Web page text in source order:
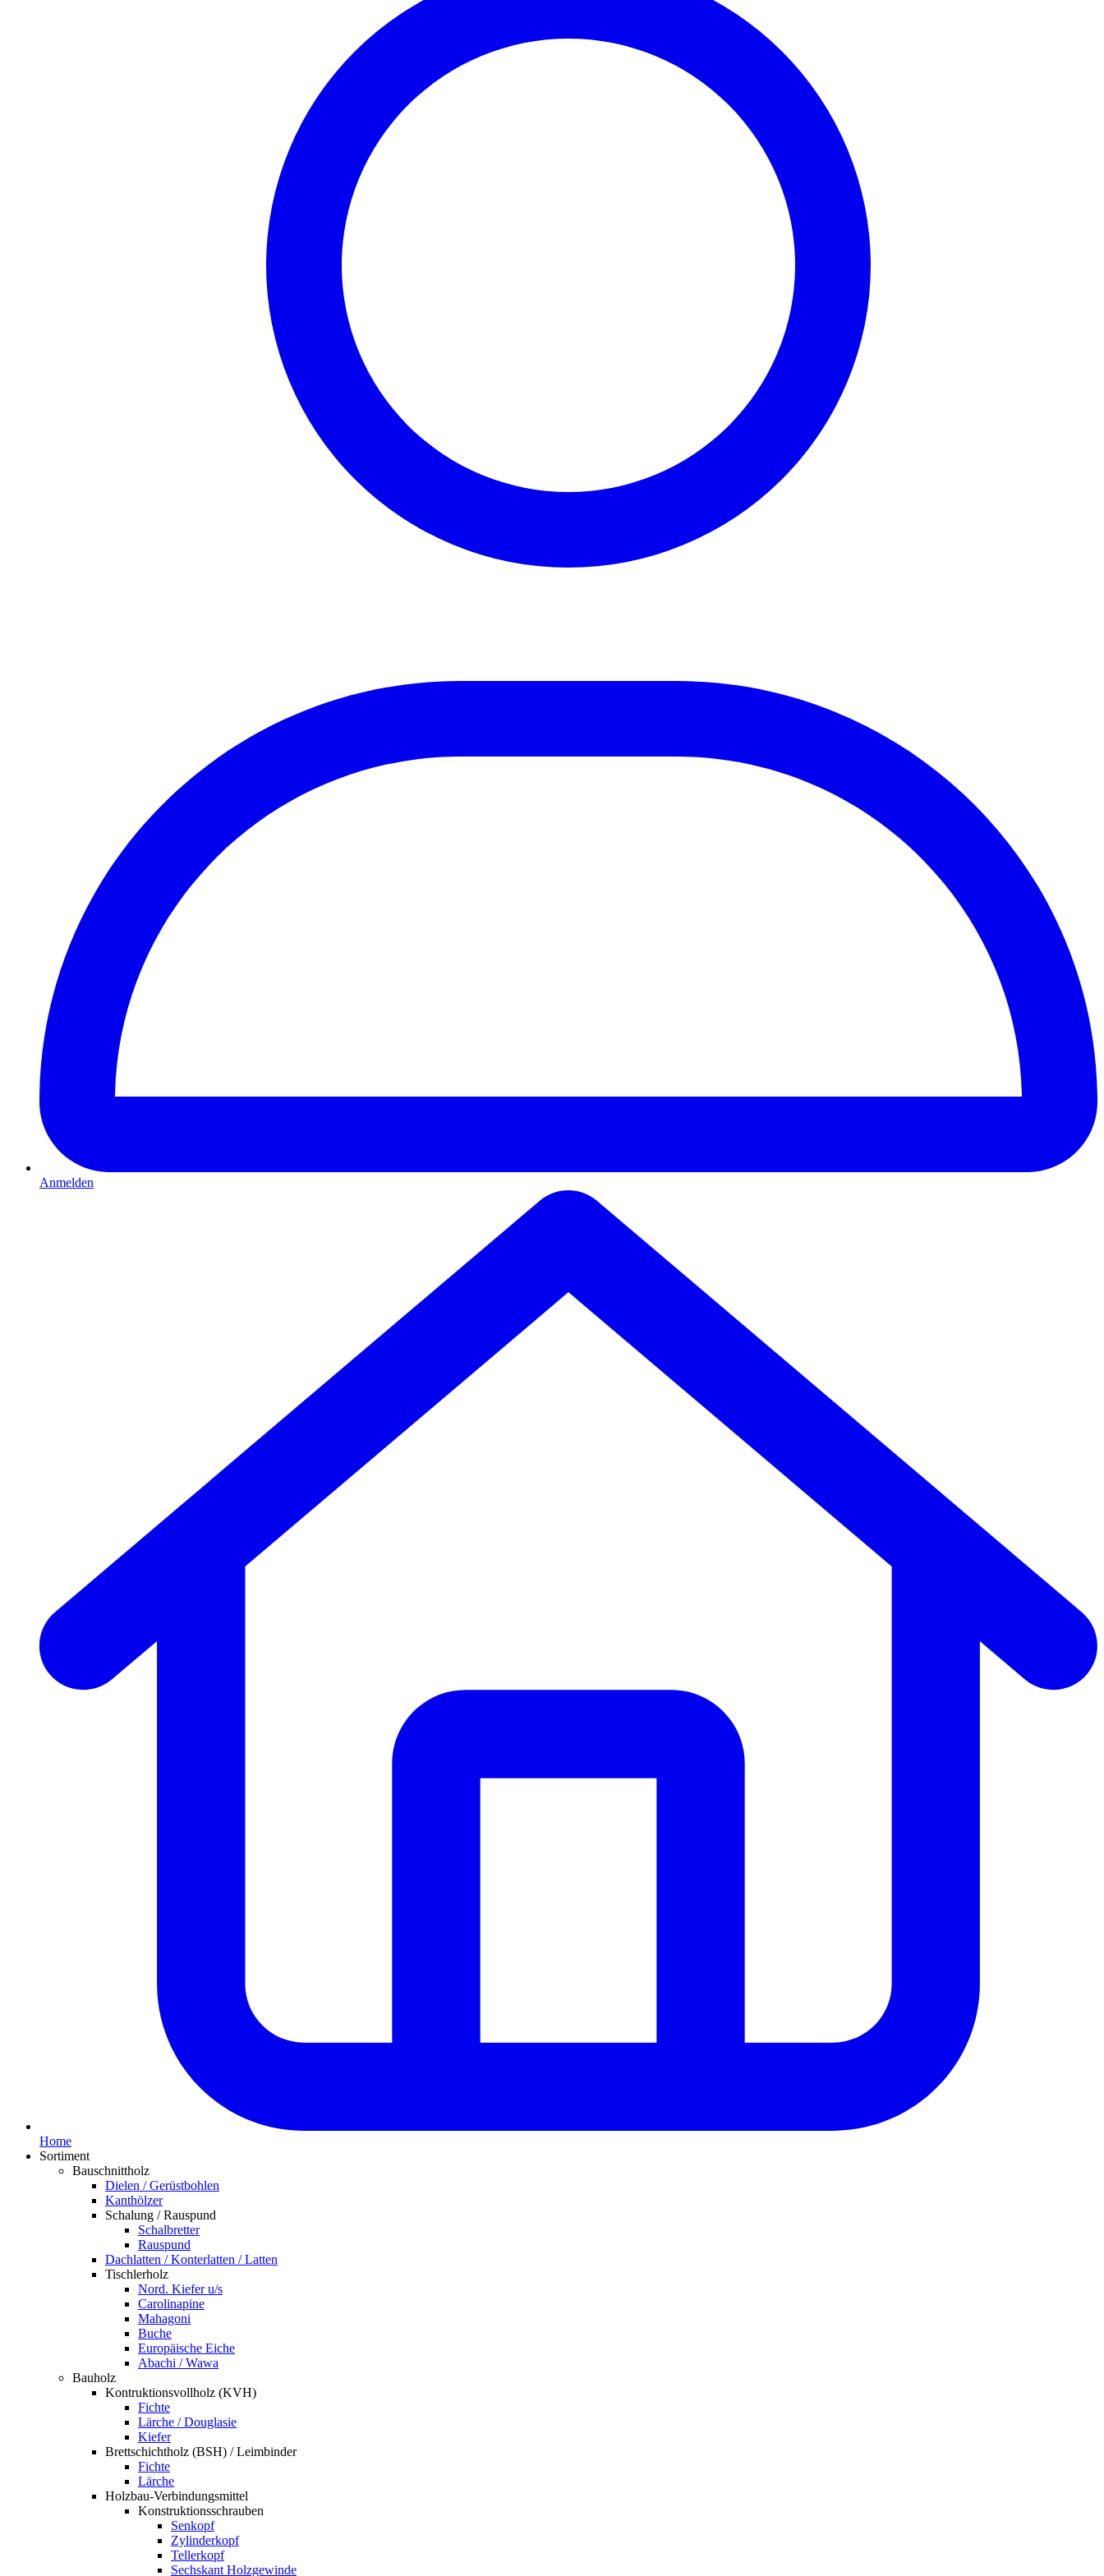
Anmelden
Home
Sortiment
Bauschnittholz
Dielen / Gerüstbohlen
Kanthölzer
Schalung / Rauspund
Schalbretter
Rauspund
Dachlatten / Konterlatten / Latten
Tischlerholz
Nord. Kiefer u/s
Carolinapine
Mahagoni
Buche
Europäische Eiche
Abachi / Wawa
Bauholz
Kontruktionsvollholz (KVH)
Fichte
Lärche / Douglasie
Kiefer
Brettschichtholz (BSH) / Leimbinder
Fichte
Lärche
Holzbau-Verbindungsmittel
Konstruktionsschrauben
Senkopf
Zylinderkopf
Tellerkopf
Sechskant Holzgewinde